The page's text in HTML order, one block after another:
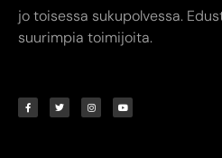
jo toisessa sukupolvessa.
suurimpia toimijoita.